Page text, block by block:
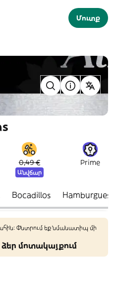
Մուտք
0,49 €
Անվճար
Prime
Bocadillos Hamburguesa
Փնտրում եք նմանատիպ մի
մոտակայքում